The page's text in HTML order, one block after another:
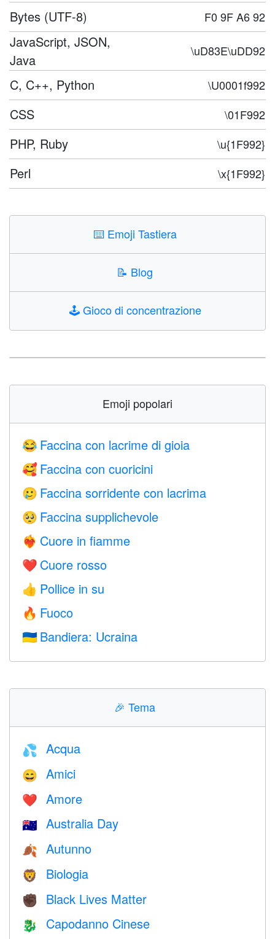
Bytes (UTF-8) F0 9F A6 92
JavaScript, JSON,
Java
\uD83E\uDD92
C, C++, Python \U0001f992
CSS \01F992
PHP, Ruby \u{1F992}
Perl \x{1F992}
⌨️ Emoji Tastiera
📝 Blog
🕹️Gioco di concentrazione
Emoji popolari
😂 Faccina con lacrime di gioia
🥰 Faccina con cuoricini
🥲 Faccina sorridente con lacrima
🥺 Faccina supplichevole
❤️‍🔥 Cuore in fiamme
❤️ Cuore rosso
👍 Pollice in su
🔥 Fuoco
🇺🇦 Bandiera: Ucraina
🎉 Tema
💦 Acqua
😄 Amici
❤️️ Amore
🇦🇺 Australia Day
🍂 Autunno
🦁 Biologia
✊🏿 Black Lives Matter
🐉 Capodanno Cinese